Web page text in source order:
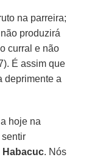
na parreira;
produzirá
curral e não
É assim que
deprimente a
hoje na
sentir
Habacuc. Nós